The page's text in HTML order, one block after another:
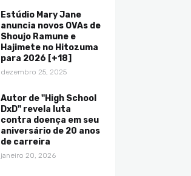
Estúdio Mary Jane
anuncia novos OVAs de
Shoujo Ramune e
Hajimete no Hitozuma
para 2026 [+18]
dezembro 25, 2025
Autor de "High School
DxD" revela luta
contra doença em seu
aniversário de 20 anos
de carreira
janeiro 20, 2026